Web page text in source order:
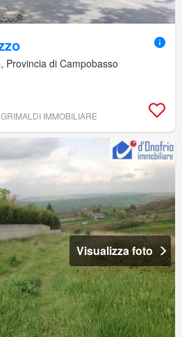
Provincia di Campobasso
IMMOBILIARE
Visualizza foto